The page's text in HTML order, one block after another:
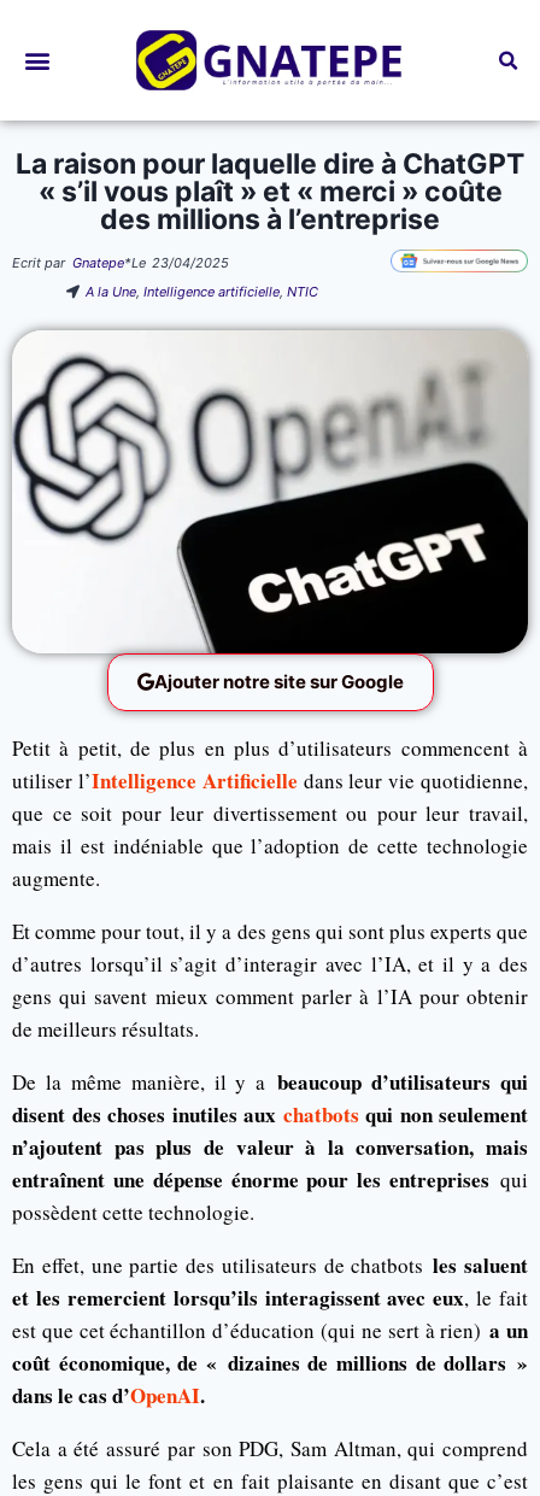
La raison pour laquelle dire à ChatGPT
« s’il vous plaît » et « merci » coûte
des millions à l’entreprise
Ecrit par Gnatepe*Le 23/04/2025
A la Une,Intelligence artificielle,NTIC
Ajouter notre site sur Google
Petit à petit, de plus en plus d’utilisateurs commencent à
utiliser l’Intelligence Artificielle dans leur vie quotidienne,
que ce soit pour leur divertissement ou pour leur travail,
mais il est indéniable que l’adoption de cette technologie
augmente.
Et comme pour tout, il y a des gens qui sont plus experts que
d’autres lorsqu’il s’agit d’interagir avec l’IA, et il y a des
gens qui savent mieux comment parler à l’IA pour obtenir
de meilleurs résultats.
De la même manière, il y abeaucoup d’utilisateurs qui
disent des choses inutiles aux chatbots qui non seulement
n’ajoutent pas plus de valeur à la conversation, mais
entraînent une dépense énorme pour les entreprises qui
possèdent cette technologie.
En effet, une partie des utilisateurs de chatbotsles saluent
et les remercient lorsqu’ils interagissent avec eux, le fait
est que cet échantillon d’éducation (qui ne sert à rien)a un
coût économique, de « dizaines de millions de dollars »
dans le cas d’OpenAI.
Cela a été assuré par son PDG, Sam Altman, qui comprend
les gens qui le font et en fait plaisante en disant que c’est